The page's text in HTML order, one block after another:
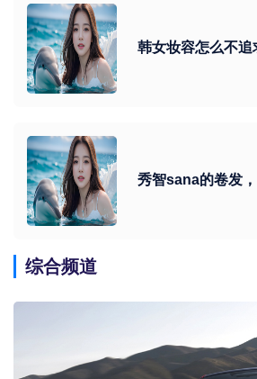
韩女妆容怎么不追
秀智sana的卷发
综合频道